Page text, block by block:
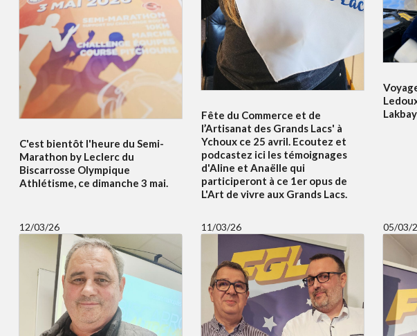
C'est bientôt l'heure du Semi-
Marathon by Leclerc du
Biscarrosse Olympique
Athlétisme, ce dimanche 3 mai.
Fête du Commerce et de
l’Artisanat des Grands Lacs' à
Ychoux ce 25 avril. Ecoutez et
podcastez ici les témoignages
d'Aline et Anaëlle qui
participeront à ce 1er opus de
L'Art de vivre aux Grands Lacs.
12/03/26 11/03/26 05/03/